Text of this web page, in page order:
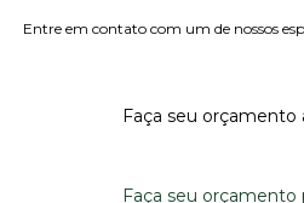
Entre em contato com um de nossos
Faça seu orçamento
Faça seu orçamento